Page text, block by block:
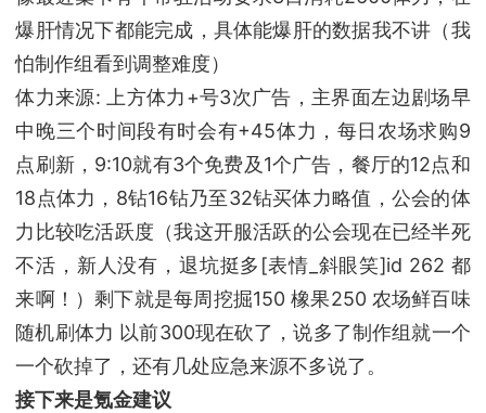
爆肝情况下都能完成，具体能爆肝的数据我不讲（我
怕制作组看到调整难度）
体力来源: 上方体力+号3次广告，主界面左边剧场早
中晚三个时间段有时会有+45体力，每日农场求购9
点刷新，9:10就有3个免费及1个广告，餐厅的12点和
18点体力，8钻16钻乃至32钻买体力略值，公会的体
力比较吃活跃度（我这开服活跃的公会现在已经半死
不活，新人没有，退坑挺多[表情_斜眼笑]id 262 都
来啊！）剩下就是每周挖掘150 橡果250 农场鲜百味
随机刷体力 以前300现在砍了，说多了制作组就一个
一个砍掉了，还有几处应急来源不多说了。
接下来是氪金建议